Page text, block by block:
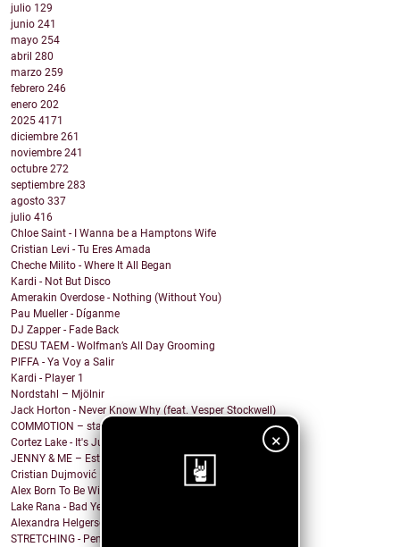
×
julio 129
junio 241
mayo 254
abril 280
marzo 259
febrero 246
enero 202
2025 4171
diciembre 261
noviembre 241
octubre 272
septiembre 283
agosto 337
julio 416
Chloe Saint - I Wanna be a Hamptons Wife
Cristian Levi - Tu Eres Amada
Cheche Milito - Where It All Began
Kardi - Not But Disco
Amerakin Overdose - Nothing (Without You)
Pau Mueller - Díganme
DJ Zapper - Fade Back
DESU TAEM - Wolfman’s All Day Grooming
PIFFA - Ya Voy a Salir
Kardi - Player 1
Nordstahl – Mjölnir
Jack Horton - Never Know Why (feat. Vesper Stockwell)
COMMOTION – stargazing
Cortez Lake - It's Just Me
JENNY & ME – Estate
Cristian Dujmović – Fin de un mundo
Alex Born To Be Wild - Nice Girls
Lake Rana - Bad Year
Alexandra Helgerson - We're Never Going Out
STRETCHING - Pencil Me In